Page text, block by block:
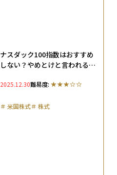
ナスダック100指数はおすすめ
しない？やめとけと言われる理
説
2025.12.30難易度:
＃ 米国株式＃ 株式